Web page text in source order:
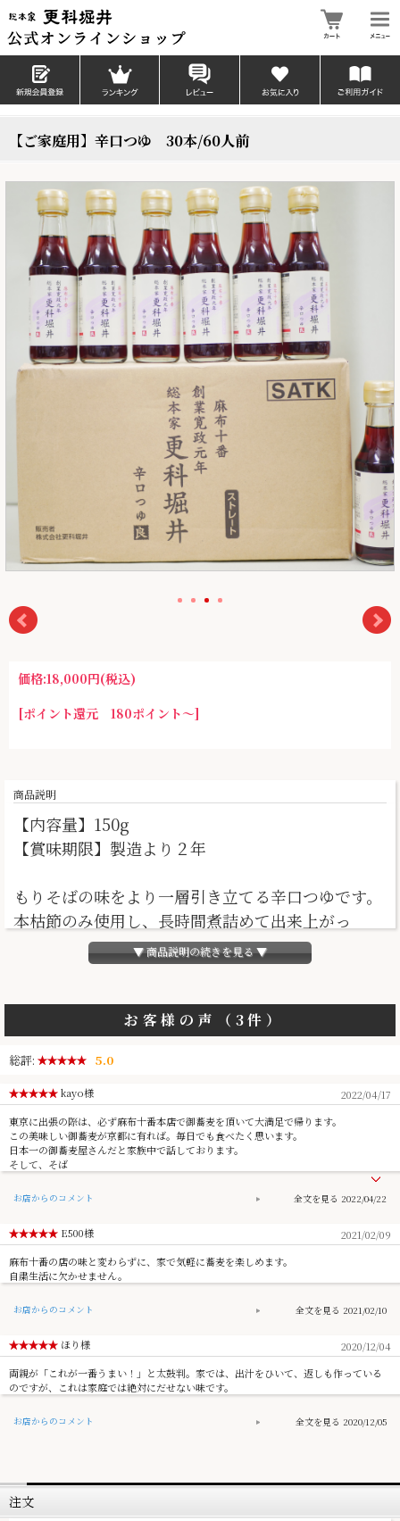
【ご家庭用】辛口つゆ 30本/60人前
価格:18,000円(税込)
[ポイント還元 180ポイント～]
商品説明
【内容量】150g
【賞味期限】製造より２年
もりそばの味をより一層引き立てる辛口つゆです。
本枯節のみ使用し、長時間煮詰めて出来上がっ
た”こく”のある出汁に本醸造醤油を3週間以上寝か
せた煮返しを合わせてつくりました。
本格的な江戸前つゆです。瓶は保存性が高いため、
化学調味料・防腐剤不使用です。素材の美味しさと
最大限に活かしています。
薄めずにストレートでお使いください
そばつゆとしてだけでなく、煮もの等にもご使用い
ただけます。
▼ 商品説明の続きを見る ▼
お客様の声（3件）
総評: 5.0
kayo様
2022/04/17
東京に出張の際は、必ず麻布十番本店で御蕎麦を頂いて大満足で帰ります。
この美味しい御蕎麦が京都に有れば。毎日でも食べたく思います。
日本一の御蕎麦屋さんだと家族中で話しております。
そして、そば
お店からのコメント 2022/04/22
E500様
2021/02/09
麻布十番の店の味と変わらずに、家で気軽に蕎麦を楽しめます。
自粛生活に欠かせません。
お店からのコメント 2021/02/10
ほり様
2020/12/04
両親が「これが一番うまい！」と太鼓判。家では、出汁をひいて、返しも作っている
のですが、これは家庭では絶対にだせない味です。
お店からのコメント 2020/12/05
注文